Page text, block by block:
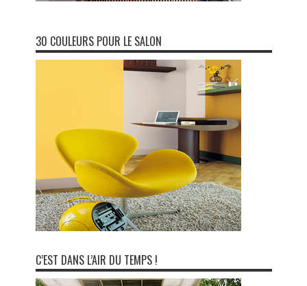
30 COULEURS POUR LE SALON
C’EST DANS L’AIR DU TEMPS !